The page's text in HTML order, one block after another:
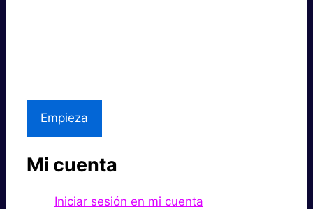
Empieza
Mi cuenta
Iniciar sesión en mi cuenta